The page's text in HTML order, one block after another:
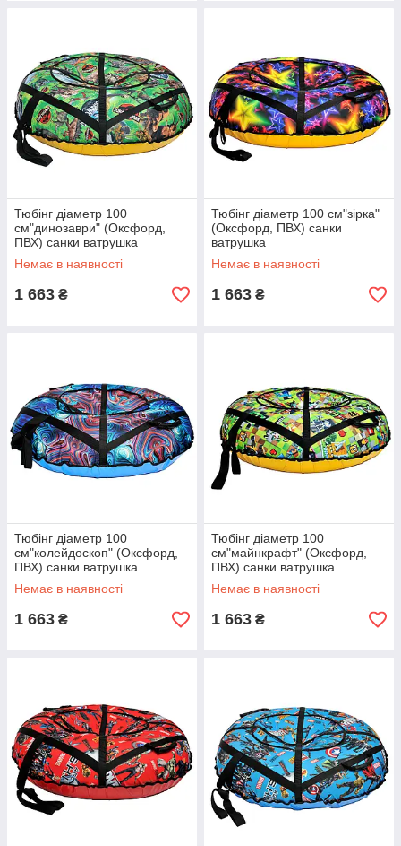
Тюбінг діаметр 100
см"динозаври" (Оксфорд,
ПВХ) санки ватрушка
Немає в наявності
1 663 ₴
Тюбінг діаметр 100 см"зірка"
(Оксфорд, ПВХ) санки
ватрушка
Немає в наявності
1 663 ₴
Тюбінг діаметр 100
см"колейдоскоп" (Оксфорд,
ПВХ) санки ватрушка
Немає в наявності
1 663 ₴
Тюбінг діаметр 100
см"майнкрафт" (Оксфорд,
ПВХ) санки ватрушка
Немає в наявності
1 663 ₴